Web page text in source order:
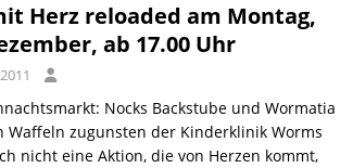
Herz reloaded am Montag,
ab 17.00 Uhr
Nocks Backstube und Wormatia
Waffeln zugunsten der Kinderklinik Worms
nicht eine Aktion, die von Herzen kommt,